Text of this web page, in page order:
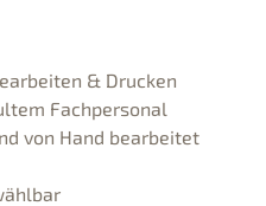
& Drucken
Fachpersonal
von Hand bearbeitet